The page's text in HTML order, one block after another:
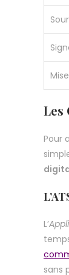
Les
Pour
L’
sans